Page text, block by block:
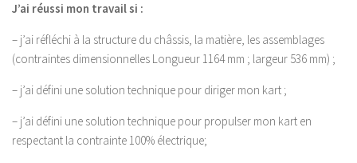
J’ai réussi mon travail si :
– j’ai réfléchi à la structure du châssis, la matière, les assemblages
(contraintes dimensionnelles Longueur 1164 mm ; largeur 536 mm) ;
– j’ai défini une solution technique pour diriger mon kart ;
– j’ai défini une solution technique pour propulser mon kart en
respectant la contrainte 100% électrique;